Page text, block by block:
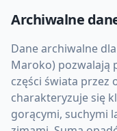
Archiwalne
Dane archiwalne
Maroko) pozwalają
części świata przez
charakteryzuje się
gorącymi, suchymi